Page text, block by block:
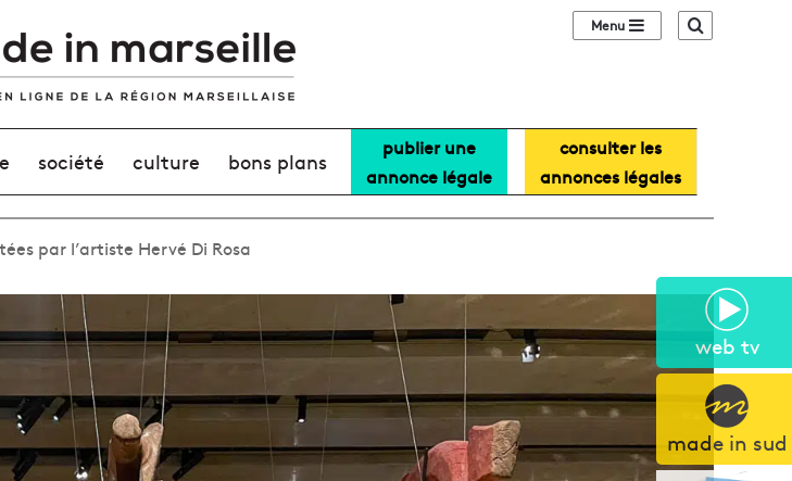
web tv
made in sud
Sidebar (barre
société culture bons plans
publier une
annonce légale
consulter les
annonces légales
par l’artiste Hervé Di Rosa